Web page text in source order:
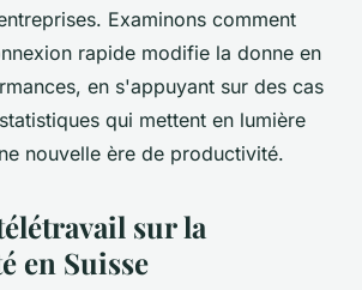
Examinons comment
rapide modifie la donne en
en s'appuyant sur des cas
qui mettent en lumière
nouvelle ère de productivité.
sur la
en Suisse